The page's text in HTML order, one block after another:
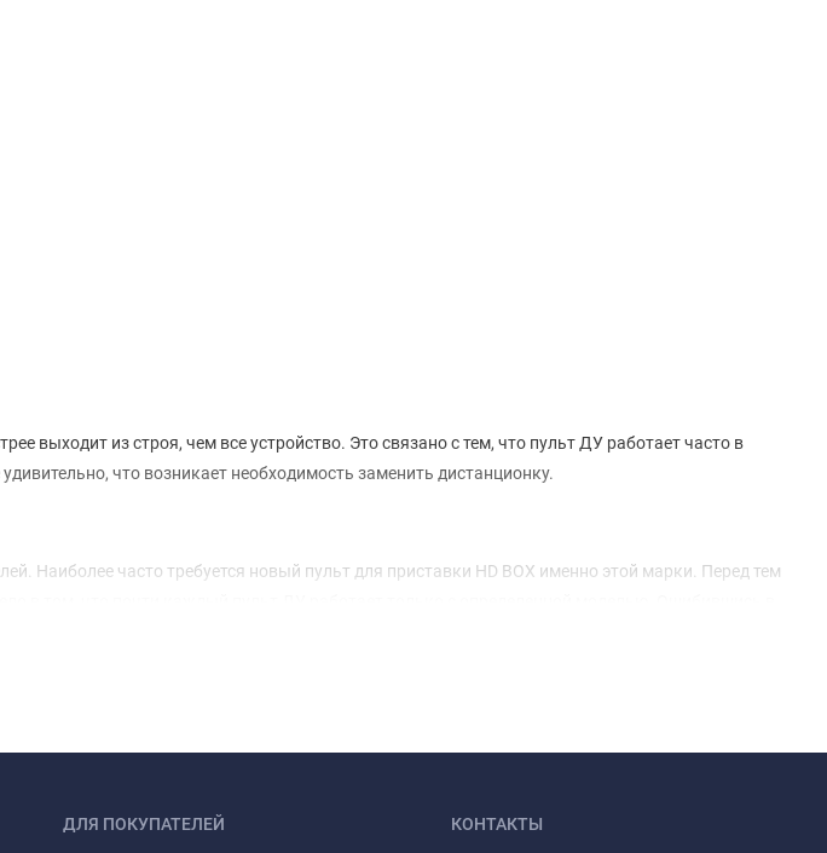
выходит из строя, чем все устройство. Это связано с тем, что пульт ДУ работает часто в
что возникает необходимость заменить дистанционку.
Наиболее часто требуется новый пульт для приставки HD BOX именно этой марки. Перед тем
решив купить пульт для приставки HD BOX, желательно проконсультироваться с
ДЛЯ ПОКУПАТЕЛЕЙ КОНТАКТЫ